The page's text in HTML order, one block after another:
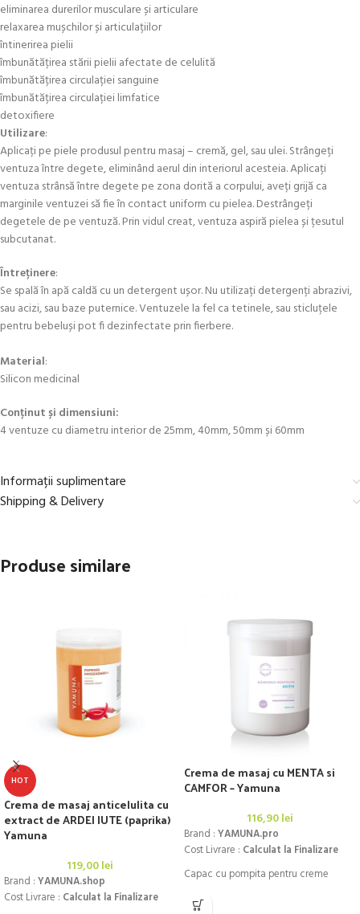
eliminarea durerilor musculare și articulare
relaxarea mușchilor și articulațiilor
întinerirea pielii
îmbunătățirea stării pielii afectate de celulită
îmbunătățirea circulației sanguine
îmbunătățirea circulației limfatice
detoxifiere
Utilizare:
Aplicați pe piele produsul pentru masaj – cremă, gel, sau ulei. Strângeți
ventuza între degete, eliminând aerul din interiorul acesteia. Aplicați
ventuza strânsă între degete pe zona dorită a corpului, aveți grijă ca
marginile ventuzei să fie în contact uniform cu pielea. Destrângeți
degetele de pe ventuză. Prin vidul creat, ventuza aspiră pielea și țesutul
subcutanat.
Întreținere:
Se spală în apă caldă cu un detergent ușor. Nu utilizați detergenți abrazivi,
sau acizi, sau baze puternice. Ventuzele la fel ca tetinele, sau sticluțele
pentru bebeluși pot fi dezinfectate prin fierbere.
Material:
Silicon medicinal
Conținut și dimensiuni:
4 ventuze cu diametru interior de 25mm, 40mm, 50mm și 60mm
Informații suplimentare
Shipping & Delivery
Produse similare
HOT
Crema de masaj anticelulita cu
extract de ARDEI IUTE (paprika)
Yamuna
119,00lei
Brand : YAMUNA.shop
Cost Livrare : Calculat la Finalizare
Crema de masaj cu MENTA si
CAMFOR – Yamuna
116,90lei
Brand : YAMUNA.pro
Cost Livrare : Calculat la Finalizare
Capac cu pompita pentru creme